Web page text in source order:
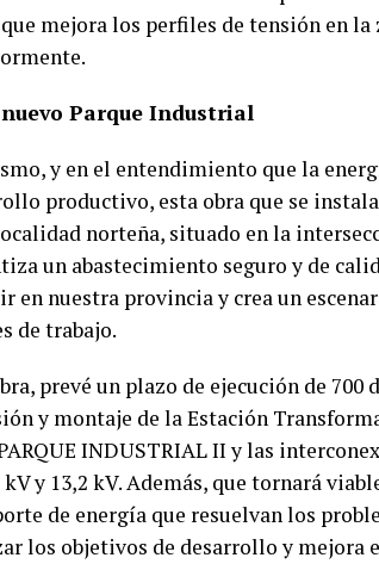
mejora los perfiles de tensión en
Parque Industrial
y en el entendimiento que la
productivo, esta obra que se
norteña, situado en la
un abastecimiento seguro y de
en nuestra provincia y crea un
de trabajo.
prevé un plazo de ejecución de
y montaje de la Estación
INDUSTRIAL II y las
kV y 13,2 kV. Además, que tornará
de energía que resuelvan los
los objetivos de desarrollo y mejora